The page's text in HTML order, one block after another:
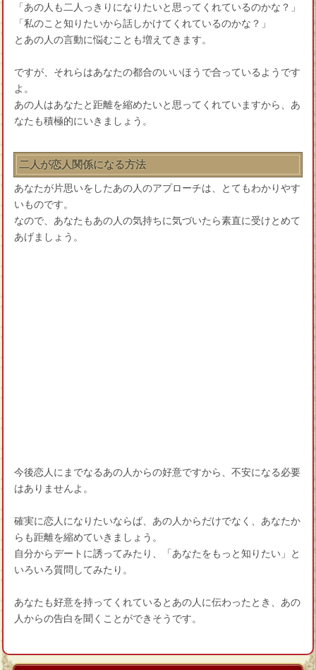
「あの人も二人っきりになりたいと思ってくれているのかな？」
「私のこと知りたいから話しかけてくれているのかな？」
とあの人の言動に悩むことも増えてきます。
ですが、それらはあなたの都合のいいほうで合っているようです
よ。
あの人はあなたと距離を縮めたいと思ってくれていますから、あ
なたも積極的にいきましょう。
二人が恋人関係になる方法
あなたが片思いをしたあの人のアプローチは、とてもわかりやす
いものです。
なので、あなたもあの人の気持ちに気づいたら素直に受けとめて
あげましょう。
今後恋人にまでなるあの人からの好意ですから、不安になる必要
はありませんよ。
確実に恋人になりたいならば、あの人からだけでなく、あなたか
らも距離を縮めていきましょう。
自分からデートに誘ってみたり、「あなたをもっと知りたい」と
いろいろ質問してみたり。
あなたも好意を持ってくれているとあの人に伝わったとき、あの
人からの告白を聞くことができそうです。